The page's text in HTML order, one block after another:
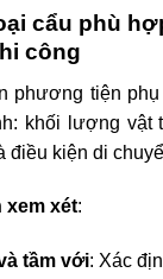
cẩu phù
công
phương tiện phụ
khối lượng vật
điều kiện di
xem xét:
tầm với: Xác